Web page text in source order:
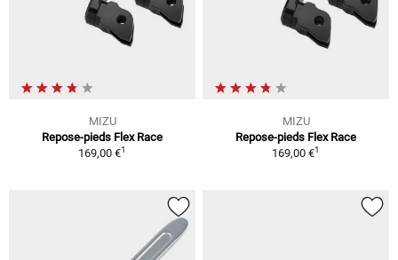
MIZU
Repose-pieds Flex Race
169,00 €1
MIZU
Repose-pieds Flex Race
169,00 €1